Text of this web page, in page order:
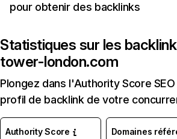
pour obtenir des backlinks
Statistiques sur les
tower-london.com
Plongez dans l'Authority Score
profil de backlink de votre
Authority Score Domaines